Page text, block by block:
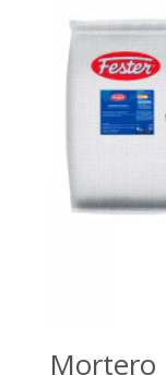
Mortero